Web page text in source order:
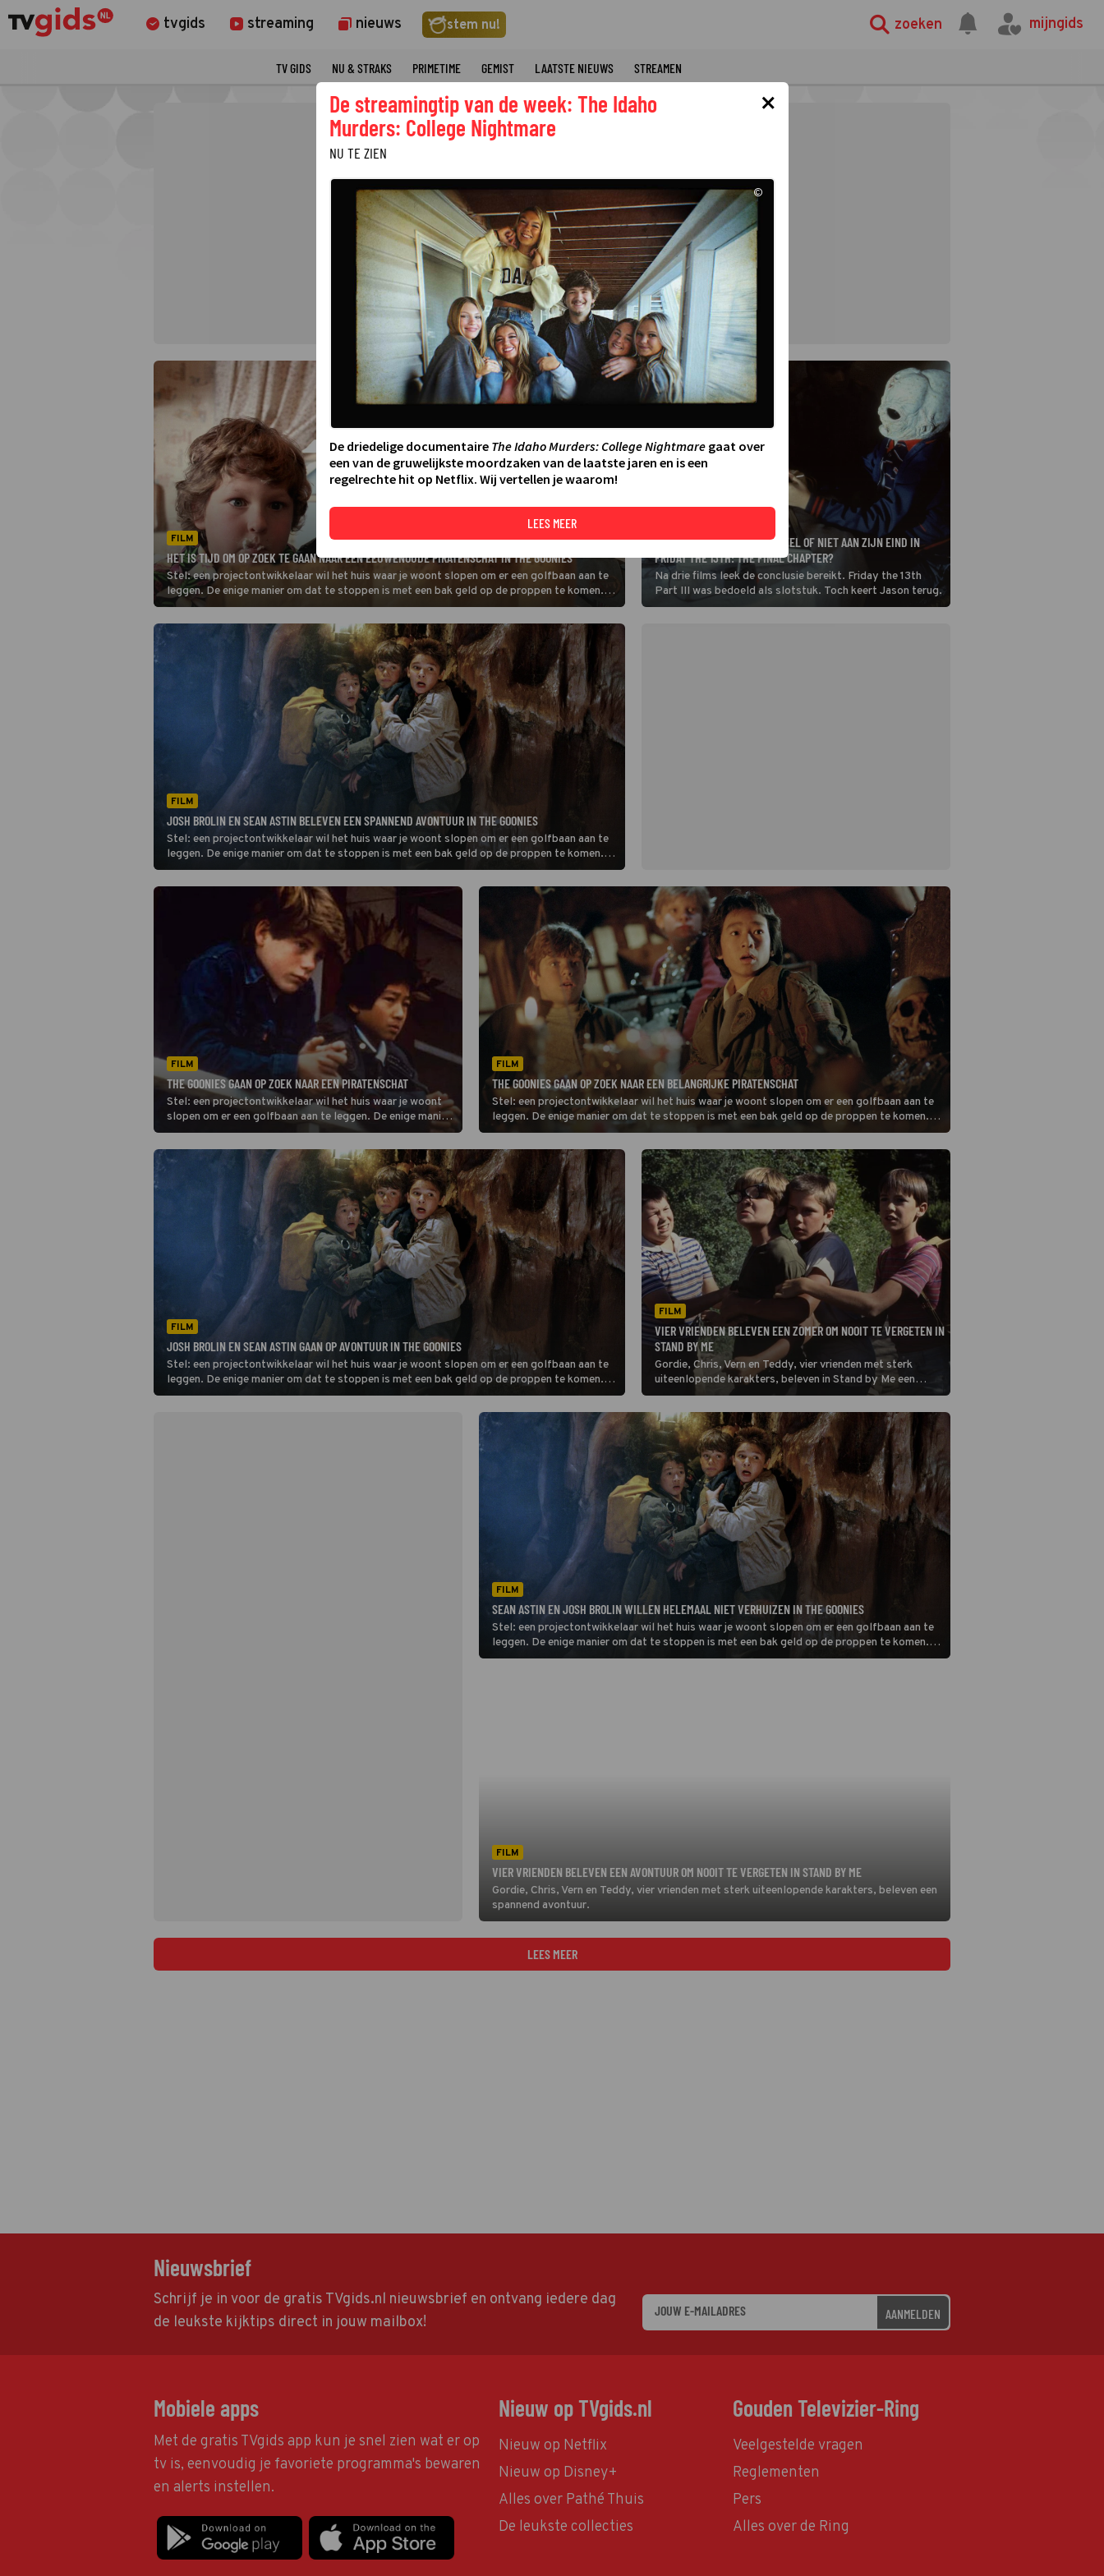
tvgids streaming nieuws stem nu! zoeken mijngids
TV GIDS NU & STRAKS PRIMETIME GEMIST LAATSTE NIEUWS STREAMEN
FILM
HET IS TIJD OM OP ZOEK TE GAAN NAAR EEN EEUWENOUDE PIRATENSCHAT IN THE GOONIES
Stel: een projectontwikkelaar wil het huis waar je woont slopen om er een golfbaan aan te
leggen. De enige manier om dat te stoppen is met een bak geld op de proppen te komen.
Net op dat moment vind je in The Goonies een schatkaart. Wat doe je?
KOMT JASON VOORHEES NU WEL OF NIET AAN ZIJN EIND IN
FRIDAY THE 13TH: THE FINAL CHAPTER?
Na drie films leek de conclusie bereikt. Friday the 13th
Part III was bedoeld als slotstuk. Toch keert Jason terug.
FILM
JOSH BROLIN EN SEAN ASTIN BELEVEN EEN SPANNEND AVONTUUR IN THE GOONIES
Stel: een projectontwikkelaar wil het huis waar je woont slopen om er een golfbaan aan te
leggen. De enige manier om dat te stoppen is met een bak geld op de proppen te komen.
Net op dat moment vind je een schatkaart. Wat doe je? De karakters uit The
Goonies hebben wel een idee.
FILM
THE GOONIES GAAN OP ZOEK NAAR EEN PIRATENSCHAT
Stel: een projectontwikkelaar wil het huis waar je woont
slopen om er een golfbaan aan te leggen. De enige manier
om dat te stoppen is met een bak geld op de proppen te
komen. Net op dat moment vind je een schatkaart. Wat
doe je?
FILM
THE GOONIES GAAN OP ZOEK NAAR EEN BELANGRIJKE PIRATENSCHAT
Stel: een projectontwikkelaar wil het huis waar je woont slopen om er een golfbaan aan te
leggen. De enige manier om dat te stoppen is met een bak geld op de proppen te komen.
Net op dat moment vind je een schatkaart. Wat doe je?
FILM
JOSH BROLIN EN SEAN ASTIN GAAN OP AVONTUUR IN THE GOONIES
Stel: een projectontwikkelaar wil het huis waar je woont slopen om er een golfbaan aan te
leggen. De enige manier om dat te stoppen is met een bak geld op de proppen te komen.
Net op dat moment vind je een schatkaart. Wat doe je? De karakters uit The Goonies
FILM
VIER VRIENDEN BELEVEN EEN ZOMER OM NOOIT TE VERGETEN IN
STAND BY ME
Gordie, Chris, Vern en Teddy, vier vrienden met sterk
uiteenlopende karakters, beleven in Stand by Me een
spannend avontuur.
FILM
SEAN ASTIN EN JOSH BROLIN WILLEN HELEMAAL NIET VERHUIZEN IN THE GOONIES
Stel: een projectontwikkelaar wil het huis waar je woont slopen om er een golfbaan aan te
leggen. De enige manier om dat te stoppen is met een bak geld op de proppen te komen.
Net op dat moment vind je een schatkaart. Wat doe je? In The Goonies zie je wat er kan
FILM
VIER VRIENDEN BELEVEN EEN AVONTUUR OM NOOIT TE VERGETEN IN STAND BY ME
Gordie, Chris, Vern en Teddy, vier vrienden met sterk uiteenlopende karakters, beleven een
spannend avontuur.
LEES MEER
Nieuwsbrief
Schrijf je in voor de gratis TVgids.nl nieuwsbrief en ontvang iedere dag
de leukste kijktips direct in jouw mailbox!
AANMELDEN
Mobiele apps
Met de gratis TVgids app kun je snel zien wat er op
tv is, eenvoudig je favoriete programma's bewaren
en alerts instellen.
Nieuw op TVgids.nl
Nieuw op Netflix
Nieuw op Disney+
Alles over Pathé Thuis
De leukste collecties
Gouden Televizier-Ring
Veelgestelde vragen
Reglementen
Pers
Alles over de Ring
×
De streamingtip van de week: The Idaho
Murders: College Nightmare
NU TE ZIEN
©
De driedelige documentaire The Idaho Murders: College Nightmaregaat over
een van de gruwelijkste moordzaken van de laatste jaren en is een
regelrechte hit op Netflix. Wij vertellen je waarom!
LEES MEER